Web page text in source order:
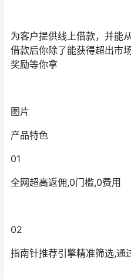
为客户提供线上借款，并能
借款后你除了能获得超出市
奖励等你拿
图片
产品特色
01
全网超高返佣,0门槛,0费用
02
指南针推荐引擎精准筛选,通